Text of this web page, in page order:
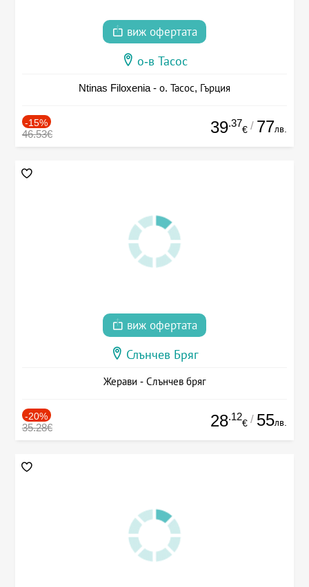
виж офертата
о-в Тасос
Ntinas Filoxenia - о. Тасос, Гърция
-15%
46.53€ 39.37
€ / 77лв.
виж офертата
Слънчев Бряг
Жерави - Слънчев бряг
-20%
35.28€ 28.12
€ / 55лв.